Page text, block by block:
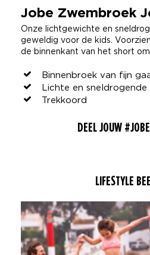
Jobe Zwembroek
Onze lichtgewichte en
geweldig voor de kids.
de binnenkant van het short
Binnenbroek van fijn
Lichte en
Trekkoord
DEEL JOUW
LIFESTYLE